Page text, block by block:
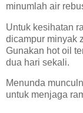
minumlah air
Untuk kesihatan
dicampur minyak
Gunakan hot oil
dua hari sekali.
Menunda
untuk menjaga